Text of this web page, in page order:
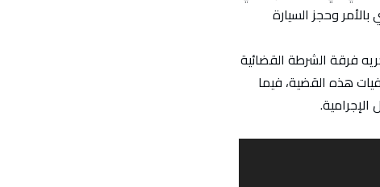
وحجز السيارة
فرقة الشرطة القضائية
هذه القضية، فيما